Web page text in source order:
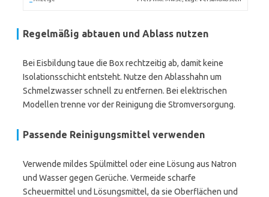
Regelmäßig abtauen und Ablass nutzen
Bei Eisbildung taue die Box rechtzeitig ab, damit keine
Isolationsschicht entsteht. Nutze den Ablasshahn um
Schmelzwasser schnell zu entfernen. Bei elektrischen
Modellen trenne vor der Reinigung die Stromversorgung.
Passende Reinigungsmittel verwenden
Verwende mildes Spülmittel oder eine Lösung aus Natron
und Wasser gegen Gerüche. Vermeide scharfe
Scheuermittel und Lösungsmittel, da sie Oberflächen und